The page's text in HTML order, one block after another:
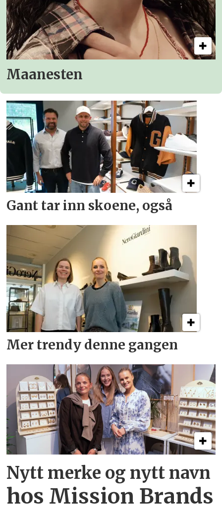
Maanesten
Gant tar inn skoene, også
Mer trendy denne gangen
Nytt merke og nytt navn
hos Mission Brands